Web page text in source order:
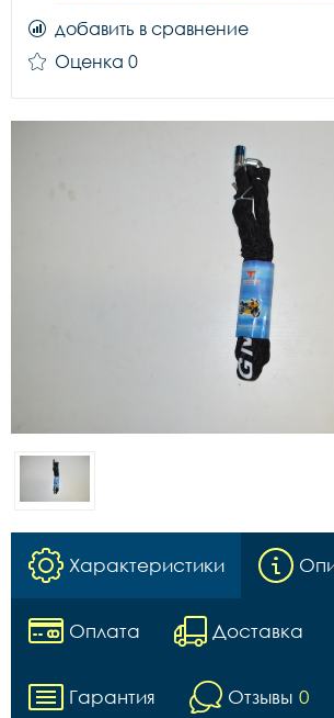
добавить в сравнение
Оценка 0
Характеристики
Оплата Доставка
Гарантия Отзывы 0